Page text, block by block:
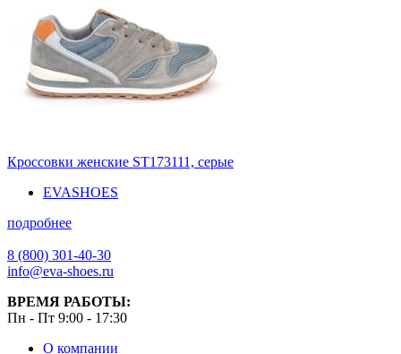
Кроссовки женские ST173111, серые
EVASHOES
подробнее
8 (800) 301-40-30
info@eva-shoes.ru
ВРЕМЯ РАБОТЫ:
Пн - Пт 9:00 - 17:30
О компании